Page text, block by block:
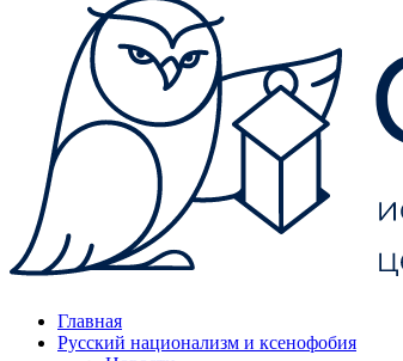
Главная
Русский национализм и ксенофобия